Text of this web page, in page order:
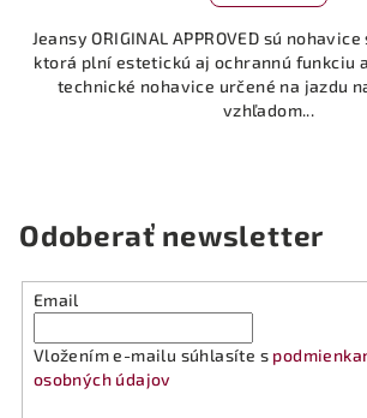
Jeansy ORIGINAL APPROVED sú
ktorá plní estetickú aj ochrannú funkciu
technické nohavice určené na jazdu
vzhľadom...
Odoberať newsletter
Email
Vložením e-mailu súhlasíte s
osobných údajov